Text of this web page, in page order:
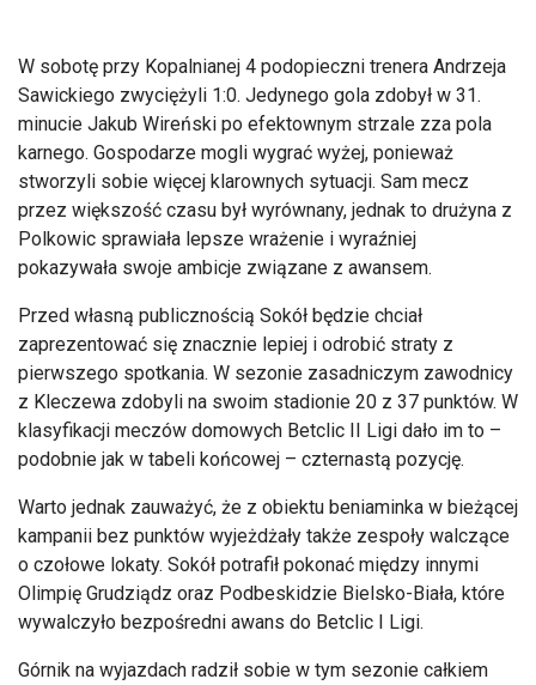
W sobotę przy Kopalnianej 4 podopieczni trenera Andrzeja
Sawickiego zwyciężyli 1:0. Jedynego gola zdobył w 31.
minucie Jakub Wireński po efektownym strzale zza pola
karnego. Gospodarze mogli wygrać wyżej, ponieważ
stworzyli sobie więcej klarownych sytuacji. Sam mecz
przez większość czasu był wyrównany, jednak to drużyna z
Polkowic sprawiała lepsze wrażenie i wyraźniej
pokazywała swoje ambicje związane z awansem.
Przed własną publicznością Sokół będzie chciał
zaprezentować się znacznie lepiej i odrobić straty z
pierwszego spotkania. W sezonie zasadniczym zawodnicy
z Kleczewa zdobyli na swoim stadionie 20 z 37 punktów. W
klasyfikacji meczów domowych Betclic II Ligi dało im to –
podobnie jak w tabeli końcowej – czternastą pozycję.
Warto jednak zauważyć, że z obiektu beniaminka w bieżącej
kampanii bez punktów wyjeżdżały także zespoły walczące
o czołowe lokaty. Sokół potrafił pokonać między innymi
Olimpię Grudziądz oraz Podbeskidzie Bielsko-Biała, które
wywalczyło bezpośredni awans do Betclic I Ligi.
Górnik na wyjazdach radził sobie w tym sezonie całkiem